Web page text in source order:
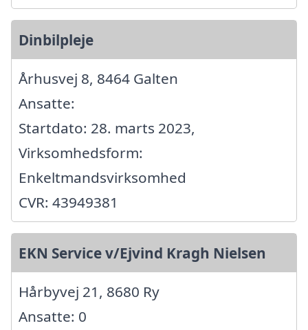
Dinbilpleje
Århusvej 8, 8464 Galten
Ansatte:
Startdato: 28. marts 2023,
Virksomhedsform:
Enkeltmandsvirksomhed
CVR: 43949381
EKN Service v/Ejvind Kragh Nielsen
Hårbyvej 21, 8680 Ry
Ansatte: 0